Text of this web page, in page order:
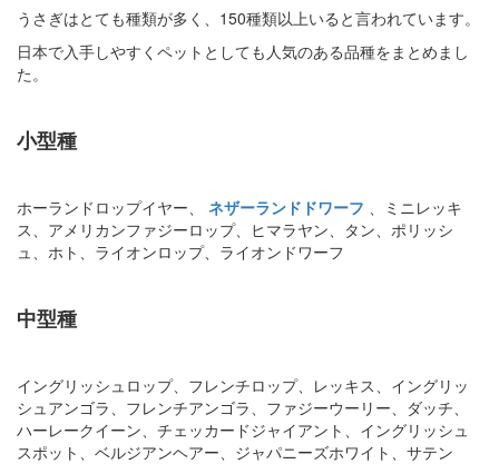
うさぎはとても種類が多く、150種類以上いると言われています。
日本で入手しやすくペットとしても人気のある品種をまとめまし
た。
小型種
ホーランドロップイヤー、 ネザーランドドワーフ 、ミニレッキ
ス、アメリカンファジーロップ、ヒマラヤン、タン、ポリッシ
ュ、ホト、ライオンロップ、ライオンドワーフ
中型種
イングリッシュロップ、フレンチロップ、レッキス、イングリッ
シュアンゴラ、フレンチアンゴラ、ファジーウーリー、ダッチ、
ハーレークイーン、チェッカードジャイアント、イングリッシュ
スポット、ベルジアンヘアー、ジャパニーズホワイト、サテン